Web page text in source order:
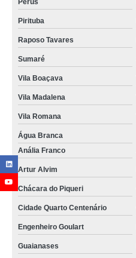
Perus
Pirituba
Raposo Tavares
Sumaré
Vila Boaçava
Vila Madalena
Vila Romana
Água Branca
Anália Franco
Artur Alvim
Chácara do Piqueri
Cidade Quarto Centenário
Engenheiro Goulart
Guaianases